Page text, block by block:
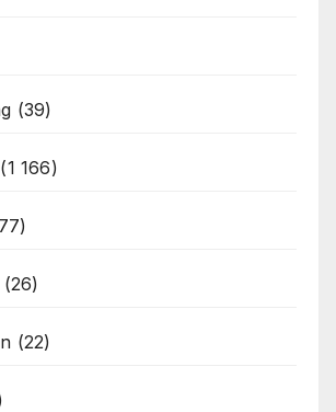
(39)
(1 166)
(26)
(22)